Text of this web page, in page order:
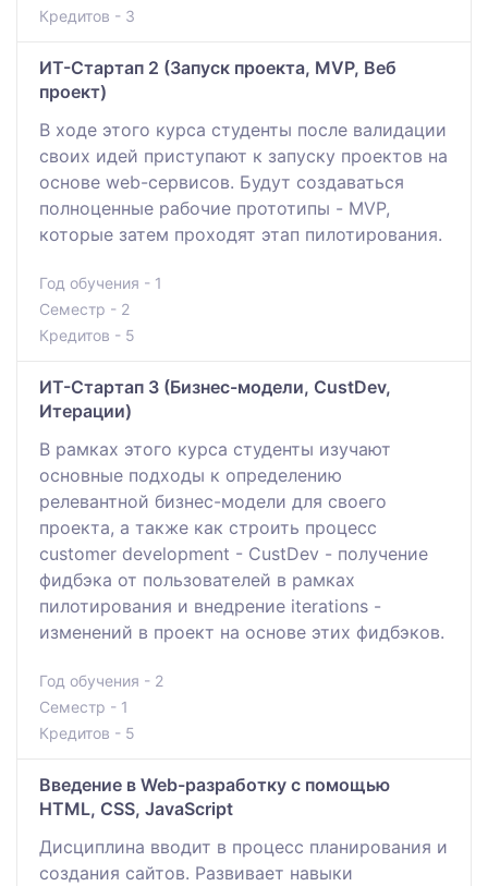
Кредитов - 3
ИТ-Стартап 2 (Запуск проекта, MVP, Веб
проект)
В ходе этого курса студенты после валидации
своих идей приступают к запуску проектов на
основе web-сервисов. Будут создаваться
полноценные рабочие прототипы - MVP,
которые затем проходят этап пилотирования.
Год обучения - 1
Семестр - 2
Кредитов - 5
ИТ-Стартап 3 (Бизнес-модели, CustDev,
Итерации)
В рамках этого курса студенты изучают
основные подходы к определению
релевантной бизнес-модели для своего
проекта, а также как строить процесс
customer development - CustDev - получение
фидбэка от пользователей в рамках
пилотирования и внедрение iterations -
изменений в проект на основе этих фидбэков.
Год обучения - 2
Семестр - 1
Кредитов - 5
Введение в Web-разработку с помощью
HTML, CSS, JavaScript
Дисциплина вводит в процесс планирования и
создания сайтов. Развивает навыки